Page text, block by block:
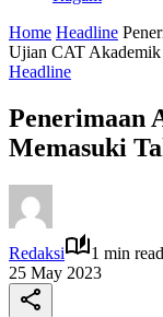
Home Headline
Ujian CAT Akademik
Headline
Penerimaan
Memasuki
Redaksi
1 min read
25 May 2023